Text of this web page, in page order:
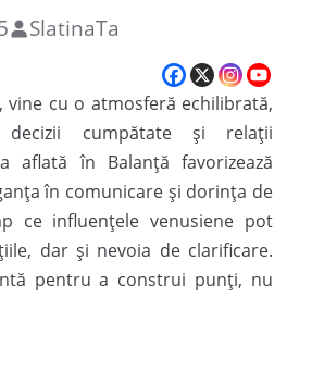
SlatinaTa
vine cu o atmosferă echilibrată,
cumpătate și relații
aflată în Balanță favorizează
în comunicare și dorința de
ce influențele venusiene pot
dar și nevoia de clarificare.
pentru a construi punți, nu